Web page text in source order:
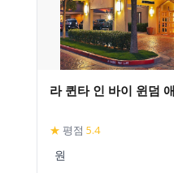
라 퀸타 인 바이 윈덤
★ 평점 5.4